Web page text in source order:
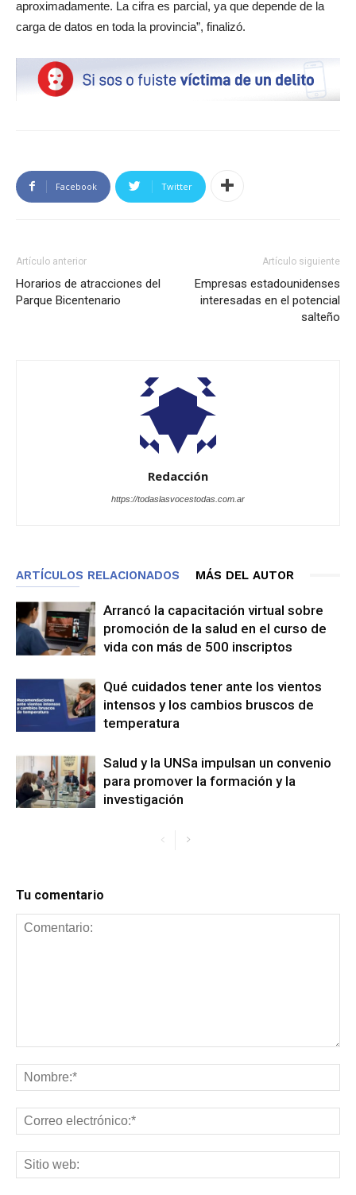
aproximadamente. La cifra es parcial, ya que depende de la
carga de datos en toda la provincia”, finalizó.
Facebook Twitter
Artículo anterior
Horarios de atracciones del
Parque Bicentenario
Artículo siguiente
Empresas estadounidenses
interesadas en el potencial
salteño
Redacción
https://todaslasvocestodas.com.ar
ARTÍCULOS RELACIONADOS MÁS DEL AUTOR
Arrancó la capacitación virtual sobre
promoción de la salud en el curso de
vida con más de 500 inscriptos
Qué cuidados tener ante los vientos
intensos y los cambios bruscos de
temperatura
Salud y la UNSa impulsan un convenio
para promover la formación y la
investigación
Tu comentario